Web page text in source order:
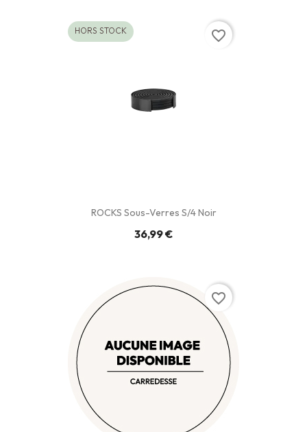
ROCKS Sous-Verres S/4 Noir
36,99 €
HORS STOCK favorite_border
favorite_border